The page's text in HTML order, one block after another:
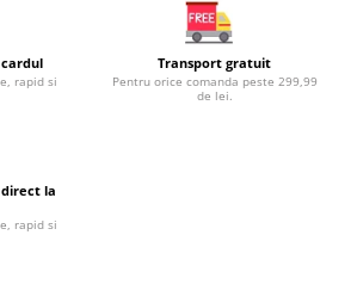
rapid si
Transport gratuit
Pentru orice comanda peste 299,99
de lei.
la
rapid si